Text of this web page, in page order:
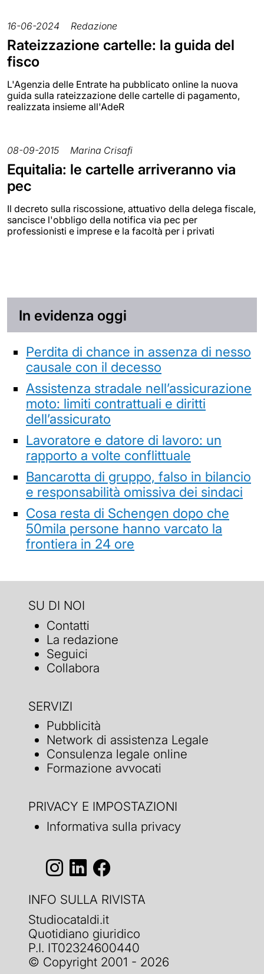
16-06-2024 Redazione
Rateizzazione cartelle: la guida del
fisco
L'Agenzia delle Entrate ha pubblicato online la nuova
guida sulla rateizzazione delle cartelle di pagamento,
realizzata insieme all'AdeR
08-09-2015 Marina Crisafi
Equitalia: le cartelle arriveranno via
pec
Il decreto sulla riscossione, attuativo della delega fiscale,
sancisce l'obbligo della notifica via pec per
professionisti e imprese e la facoltà per i privati
In evidenza oggi
Perdita di chance in assenza di nesso
causale con il decesso
Assistenza stradale nell’assicurazione
moto: limiti contrattuali e diritti
dell’assicurato
Lavoratore e datore di lavoro: un
rapporto a volte conflittuale
Bancarotta di gruppo, falso in bilancio
e responsabilità omissiva dei sindaci
Cosa resta di Schengen dopo che
50mila persone hanno varcato la
frontiera in 24 ore
SU DI NOI
Contatti
La redazione
Seguici
Collabora
SERVIZI
Pubblicità
Network di assistenza Legale
Consulenza legale online
Formazione avvocati
PRIVACY E IMPOSTAZIONI
Informativa sulla privacy
INFO SULLA RIVISTA
Studiocataldi.it
Quotidiano giuridico
P.I. IT02324600440
© Copyright 2001 - 2026